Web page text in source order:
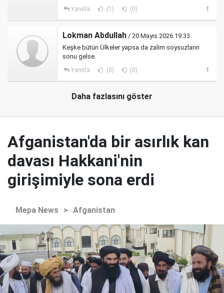
Yanıtla (1) (0)
Lokman Abdullah / 20 Mayıs 2026 19:33
Keşke bütün Ülkeler yapsa da zalim soysuzların
sonu gelse.
Yanıtla (0) (0)
Daha fazlasını göster
Afganistan'da bir asırlık kan
davası Hakkani'nin
girişimiyle sona erdi
Mepa News > Afganistan